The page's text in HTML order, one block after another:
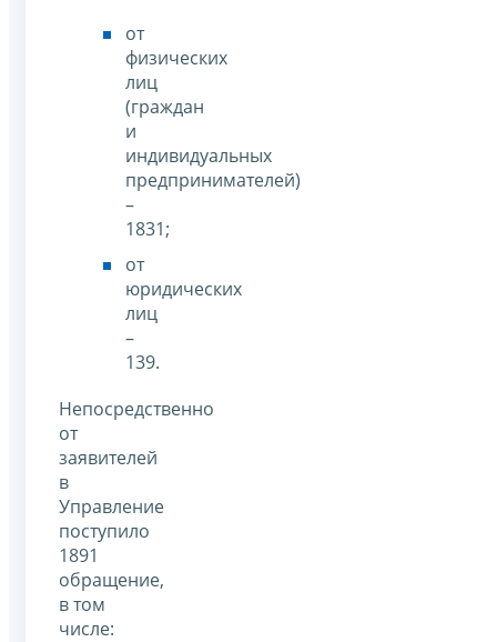
от
физических
лиц
(граждан
и
индивидуальных
предпринимателей)
–
1831;
от
юридических
лиц
–
139.
Непосредственно
от
заявителей
в
Управление
поступило
1891
обращение,
в том
числе: